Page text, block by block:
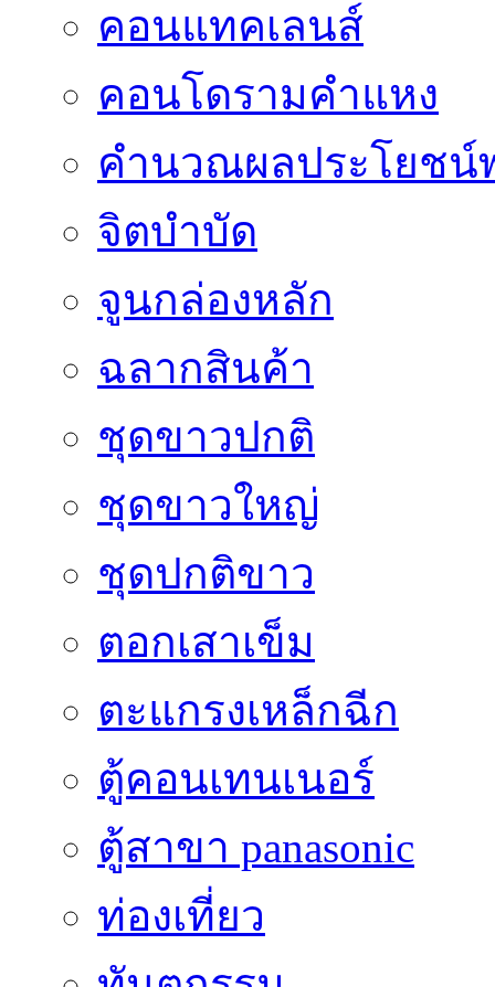
คอนแทคเลนส์
คอนโดรามคำแหง
คำนวณผลประโยชน์
จิตบำบัด
จูนกล่องหลัก
ฉลากสินค้า
ชุดขาวปกติ
ชุดขาวใหญ่
ชุดปกติขาว
ตอกเสาเข็ม
ตะแกรงเหล็กฉีก
ตู้คอนเทนเนอร์
ตู้สาขา panasonic
ท่องเที่ยว